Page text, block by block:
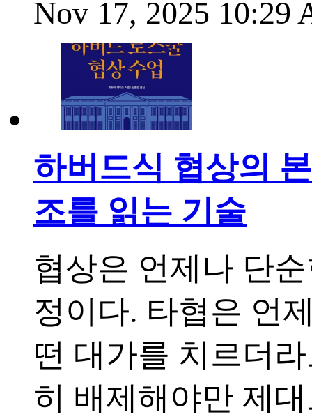
Nov 17, 2025 10:29
하버드식 협상의
조를 읽는 기술
협상은 언제나 단
정이다. 타협은 언
떤 대가를 치르더
히 배제해야만 제